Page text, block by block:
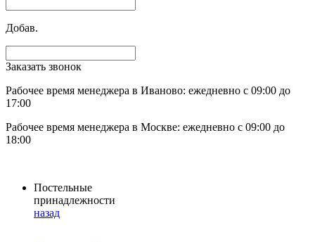
Добав.
Заказать звонок
Рабочее время менеджера в Иваново: ежедневно с 09:00 до
17:00
Рабочее время менеджера в Москве: ежедневно с 09:00 до
18:00
Постельные
принадлежности
назад